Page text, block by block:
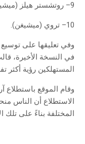
9– روتشستر هيلز (ميشيغن)
10– تروي (ميشيغن).
في النسخة الأخيرة،
المستهلكين رؤية أكثر
الاستطلاع أن الناس
المختلفة بناءً على تلك